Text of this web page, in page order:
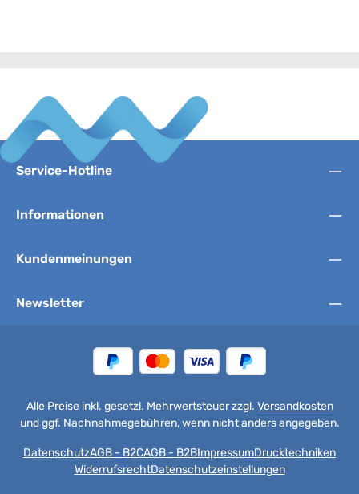
Service-Hotline
Informationen
Kundenmeinungen
Newsletter
Alle Preise inkl. gesetzl. Mehrwertsteuer zzgl. Versandkosten
und ggf. Nachnahmegebühren, wenn nicht anders angegeben.
DatenschutzAGB - B2CAGB - B2BImpressumDrucktechniken
WiderrufsrechtDatenschutzeinstellungen